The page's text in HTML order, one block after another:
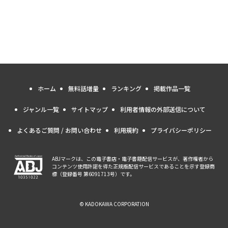
ホーム 無料話増量 ランキング 掲載作品一覧
ジャンル一覧 サイトマップ 利用者情報の外部送信について
よくあるご質問 / お問い合わせ 利用規約 プライバシーポリシー
ABJマークは、この電子書店・電子書籍配信サービスが、著作権者から
コンテンツ使用許諾を得た正規版配信サービスであることを示す登録商
標（登録番号 第6091713号）です。
© KADOKAWA CORPORATION